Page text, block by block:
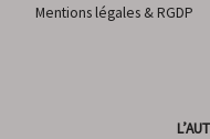
Mentions légales & RGDP